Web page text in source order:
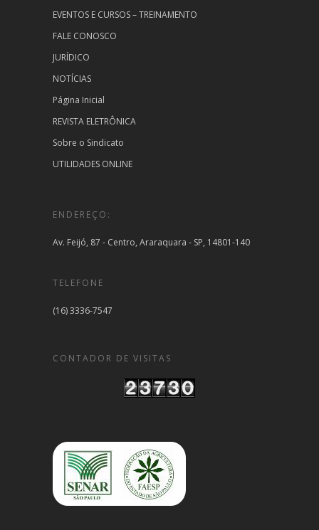
EVENTOS E CURSOS – TREINAMENTO
FALE CONOSCO
JURÍDICO
NOTÍCIAS
Página Inicial
REVISTA ELETRÔNICA
Sobre o Sindicato
UTILIDADES ONLINE
ENDEREÇO:
Av. Feijó, 87 - Centro, Araraquara - SP, 14801-140
TELEFONE
(16) 3336-7547
CONTADOR DE VISITAS